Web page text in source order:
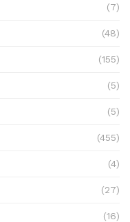
(7)
(48)
(155)
(5)
(5)
(455)
(4)
(27)
(16)